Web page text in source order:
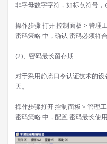
非字母数字字符，如标点符号，
操作步骤 打开 控制面板 > 管理
密码策略 中，确认 密码必须符
(2)、密码最长留存期
对于采用静态口令认证技术的
天。
操作步骤打开 控制面板 > 管理
密码策略 中，配置 密码最长使